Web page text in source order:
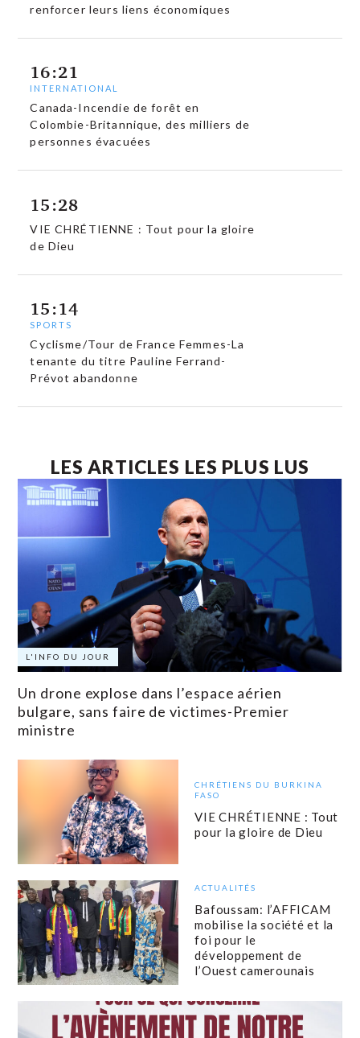
renforcer leurs liens économiques
16:21
INTERNATIONAL
Canada-Incendie de forêt en
Colombie-Britannique, des milliers de
personnes évacuées
15:28
VIE CHRÉTIENNE : Tout pour la gloire
de Dieu
15:14
SPORTS
Cyclisme/Tour de France Femmes-La
tenante du titre Pauline Ferrand-
Prévot abandonne
LES ARTICLES LES PLUS LUS
L'INFO DU JOUR
Un drone explose dans l’espace aérien
bulgare, sans faire de victimes-Premier
ministre
CHRÉTIENS DU BURKINA
FASO
VIE CHRÉTIENNE : Tout
pour la gloire de Dieu
ACTUALITÉS
Bafoussam: l’AFFICAM
mobilise la société et la
foi pour le
développement de
l’Ouest camerounais